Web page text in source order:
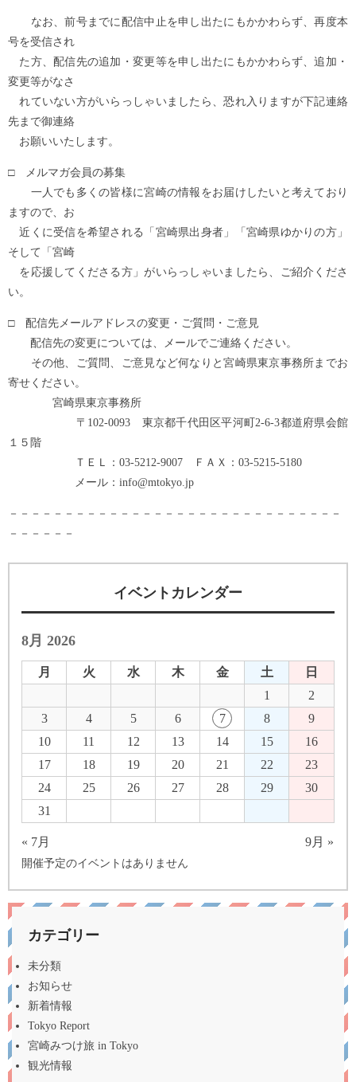
なお、前号までに配信中止を申し出たにもかかわらず、再度本
号を受信され
た方、配信先の追加・変更等を申し出たにもかかわらず、追加・
変更等がなさ
れていない方がいらっしゃいましたら、恐れ入りますが下記連絡
先まで御連絡
お願いいたします。
□ メルマガ会員の募集
一人でも多くの皆様に宮崎の情報をお届けしたいと考えており
ますので、お
近くに受信を希望される「宮崎県出身者」「宮崎県ゆかりの方」
そして「宮崎
を応援してくださる方」がいらっしゃいましたら、ご紹介くださ
い。
□ 配信先メールアドレスの変更・ご質問・ご意見
配信先の変更については、メールでご連絡ください。
その他、ご質問、ご意見など何なりと宮崎県東京事務所までお
寄せください。
宮崎県東京事務所
〒102-0093 東京都千代田区平河町2-6-3都道府県会館
１５階
ＴＥＬ：03-5212-9007 ＦＡＸ：03-5215-5180
メール：info@mtokyo.jp
－－－－－－－－－－－－－－－－－－－－－－－－－－－－－－
－－－－－－
イベントカレンダー
8月 2026
月 火 水 木 金 土
日
1
2
3
4 5 6 7 8
9
10
11 12 13 14 15
16
17
18 19 20 21 22
23
24
25 26 27 28 29
30
31
« 7月 9月 »
開催予定のイベントはありません
カテゴリー
未分類
お知らせ
新着情報
Tokyo Report
宮崎みつけ旅 in Tokyo
観光情報